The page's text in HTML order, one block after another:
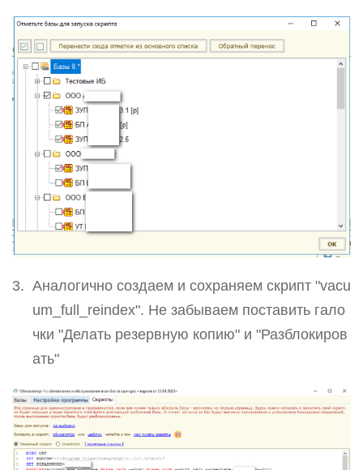
Аналогично создаем и сохраняем скрипт "vacu
um_full_reindex". Не забываем поставить гало
чки "Делать резервную копию" и "Разблокиров
ать"